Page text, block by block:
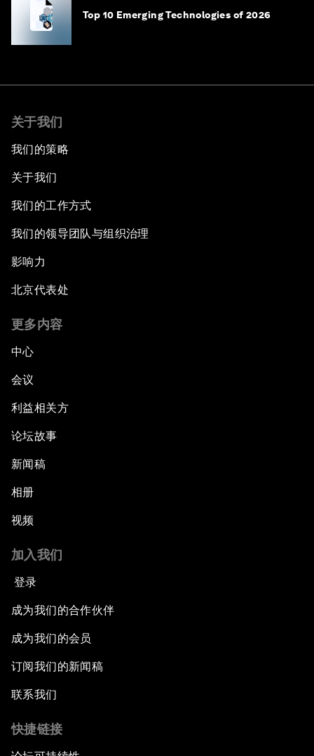
Top 10 Emerging Technologies of 2026
关于我们
我们的策略
关于我们
我们的工作方式
我们的领导团队与组织治理
影响力
北京代表处
更多内容
中心
会议
利益相关方
论坛故事
新闻稿
相册
视频
加入我们
登录
成为我们的合作伙伴
成为我们的会员
订阅我们的新闻稿
联系我们
快捷链接